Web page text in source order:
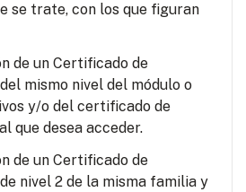
se trate, con los que figuran
de un Certificado de
mismo nivel del módulo o
y/o del certificado de
que desea acceder.
de un Certificado de
nivel 2 de la misma familia y